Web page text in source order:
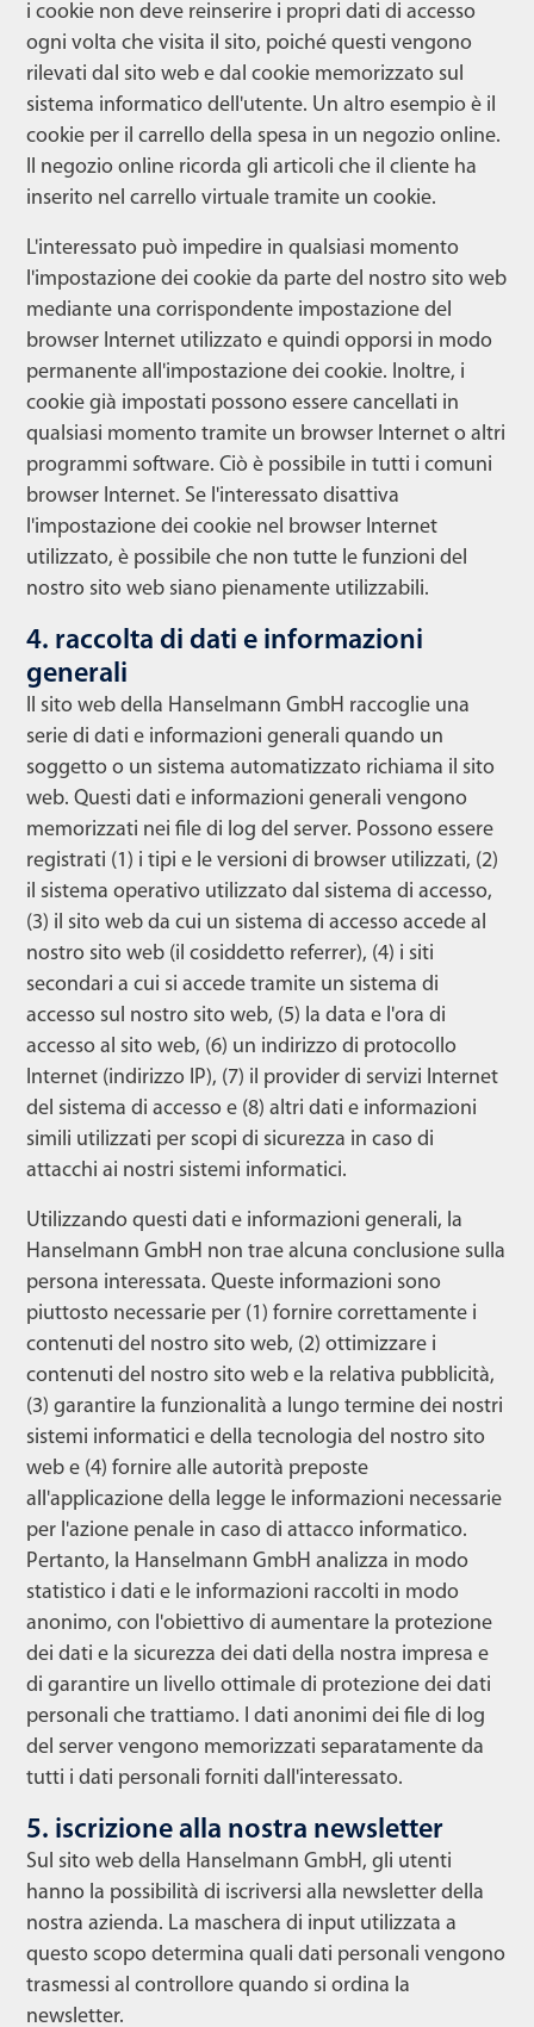
i cookie non deve reinserire i propri dati di accesso
ogni volta che visita il sito, poiché questi vengono
rilevati dal sito web e dal cookie memorizzato sul
sistema informatico dell'utente. Un altro esempio è il
cookie per il carrello della spesa in un negozio online.
Il negozio online ricorda gli articoli che il cliente ha
inserito nel carrello virtuale tramite un cookie.
L'interessato può impedire in qualsiasi momento
l'impostazione dei cookie da parte del nostro sito web
mediante una corrispondente impostazione del
browser Internet utilizzato e quindi opporsi in modo
permanente all'impostazione dei cookie. Inoltre, i
cookie già impostati possono essere cancellati in
qualsiasi momento tramite un browser Internet o altri
programmi software. Ciò è possibile in tutti i comuni
browser Internet. Se l'interessato disattiva
l'impostazione dei cookie nel browser Internet
utilizzato, è possibile che non tutte le funzioni del
nostro sito web siano pienamente utilizzabili.
4. raccolta di dati e informazioni
generali
Il sito web della Hanselmann GmbH raccoglie una
serie di dati e informazioni generali quando un
soggetto o un sistema automatizzato richiama il sito
web. Questi dati e informazioni generali vengono
memorizzati nei file di log del server. Possono essere
registrati (1) i tipi e le versioni di browser utilizzati, (2)
il sistema operativo utilizzato dal sistema di accesso,
(3) il sito web da cui un sistema di accesso accede al
nostro sito web (il cosiddetto referrer), (4) i siti
secondari a cui si accede tramite un sistema di
accesso sul nostro sito web, (5) la data e l'ora di
accesso al sito web, (6) un indirizzo di protocollo
Internet (indirizzo IP), (7) il provider di servizi Internet
del sistema di accesso e (8) altri dati e informazioni
simili utilizzati per scopi di sicurezza in caso di
attacchi ai nostri sistemi informatici.
Utilizzando questi dati e informazioni generali, la
Hanselmann GmbH non trae alcuna conclusione sulla
persona interessata. Queste informazioni sono
piuttosto necessarie per (1) fornire correttamente i
contenuti del nostro sito web, (2) ottimizzare i
contenuti del nostro sito web e la relativa pubblicità,
(3) garantire la funzionalità a lungo termine dei nostri
sistemi informatici e della tecnologia del nostro sito
web e (4) fornire alle autorità preposte
all'applicazione della legge le informazioni necessarie
per l'azione penale in caso di attacco informatico.
Pertanto, la Hanselmann GmbH analizza in modo
statistico i dati e le informazioni raccolti in modo
anonimo, con l'obiettivo di aumentare la protezione
dei dati e la sicurezza dei dati della nostra impresa e
di garantire un livello ottimale di protezione dei dati
personali che trattiamo. I dati anonimi dei file di log
del server vengono memorizzati separatamente da
tutti i dati personali forniti dall'interessato.
5. iscrizione alla nostra newsletter
Sul sito web della Hanselmann GmbH, gli utenti
hanno la possibilità di iscriversi alla newsletter della
nostra azienda. La maschera di input utilizzata a
questo scopo determina quali dati personali vengono
trasmessi al controllore quando si ordina la
newsletter.